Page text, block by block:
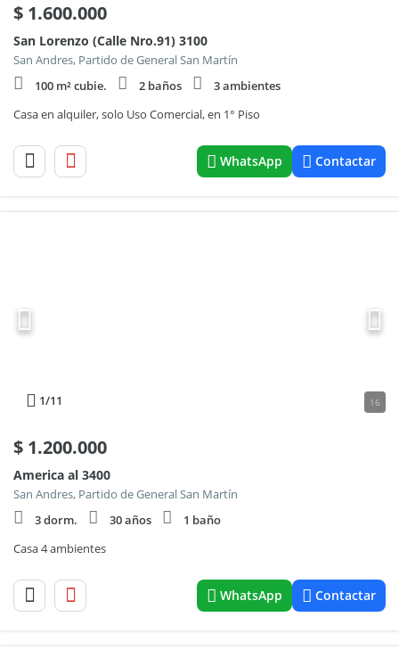
$ 1.600.000
San Lorenzo (Calle Nro.91) 3100
San Andres, Partido de General San Martín
100 m² cubie.
2 baños
3 ambientes
Casa en alquiler, solo Uso Comercial, en 1° Piso
WhatsApp Contactar
1/11 16
$ 1.200.000
America al 3400
San Andres, Partido de General San Martín
3 dorm.
30 años
1 baño
Casa 4 ambientes
WhatsApp Contactar